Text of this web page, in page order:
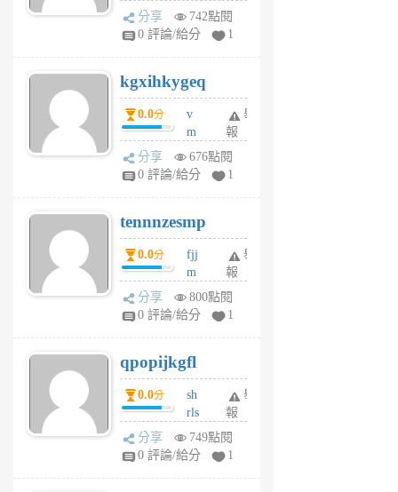
wi
w
6
個
月
前
分享
742點閱
0 評論/給分
1
kgxihkygeq
0.0分
v
m
sg
sr
6
個
月
前
舉
報
分享
676點閱
0 評論/給分
1
tennnzesmp
0.0分
fjj
m
w
rs
6
個
月
前
舉
報
分享
800點閱
0 評論/給分
1
qpopijkgfl
0.0分
sh
rls
k
m
舉
報
分享
749點閱
0 評論/給分
1